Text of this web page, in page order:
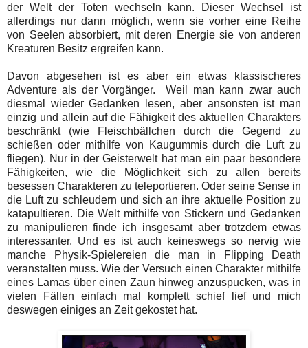
der Welt der Toten wechseln kann. Dieser Wechsel ist
allerdings nur dann möglich, wenn sie vorher eine Reihe
von Seelen absorbiert, mit deren Energie sie von anderen
Kreaturen Besitz ergreifen kann.
Davon abgesehen ist es aber ein etwas klassischeres
Adventure als der Vorgänger. Weil man kann zwar auch
diesmal wieder Gedanken lesen, aber ansonsten ist man
einzig und allein auf die Fähigkeit des aktuellen Charakters
beschränkt (wie Fleischbällchen durch die Gegend zu
schießen oder mithilfe von Kaugummis durch die Luft zu
fliegen). Nur in der Geisterwelt hat man ein paar besondere
Fähigkeiten, wie die Möglichkeit sich zu allen bereits
besessen Charakteren zu teleportieren. Oder seine Sense in
die Luft zu schleudern und sich an ihre aktuelle Position zu
katapultieren. Die Welt mithilfe von Stickern und Gedanken
zu manipulieren finde ich insgesamt aber trotzdem etwas
interessanter. Und es ist auch keineswegs so nervig wie
manche Physik-Spielereien die man in Flipping Death
veranstalten muss. Wie der Versuch einen Charakter mithilfe
eines Lamas über einen Zaun hinweg anzuspucken, was in
vielen Fällen einfach mal komplett schief lief und mich
deswegen einiges an Zeit gekostet hat.